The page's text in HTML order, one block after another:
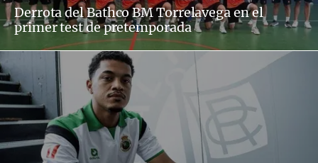
Derrota del Bathco BM Torrelavega en el
primer test de pretemporada